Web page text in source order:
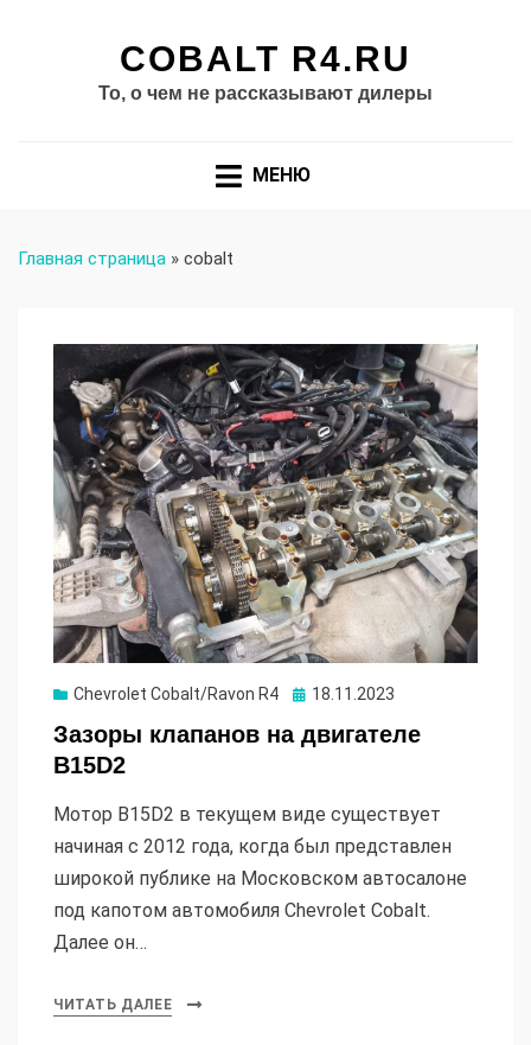
COBALT R4.RU
То, о чем не рассказывают дилеры
МЕНЮ
Главная страница » cobalt
Chevrolet Cobalt/Ravon R4 Опубликовано
18.11.2023
Зазоры клапанов на двигателе
B15D2
Мотор B15D2 в текущем виде существует
начиная с 2012 года, когда был представлен
широкой публике на Московском автосалоне
под капотом автомобиля Chevrolet Cobalt.
Далее он…
ЧИТАТЬ ДАЛЕЕ